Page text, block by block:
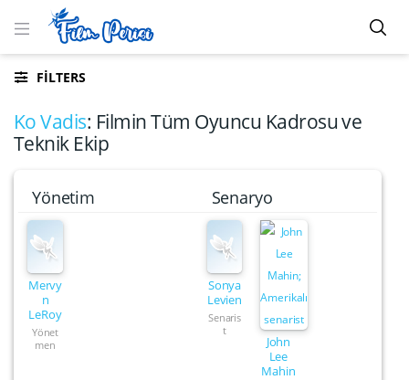
FILTERS
Ko Vadis: Filmin Tüm Oyuncu Kadrosu ve
Teknik Ekip
Yönetim
Mervy
n
LeRoy
Yönet
men
Senaryo
Sonya
Levien
Senaris
t
John
Lee
Mahin